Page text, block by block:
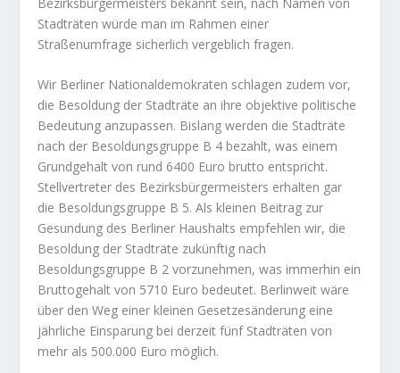
Stadträten würde man im Rahmen einer
Straßenumfrage sicherlich vergeblich fragen.
Wir Berliner Nationaldemokraten schlagen zudem vor,
die Besoldung der Stadträte an ihre objektive politische
Bedeutung anzupassen. Bislang werden die Stadträte
nach der Besoldungsgruppe B 4 bezahlt, was einem
Grundgehalt von rund 6400 Euro brutto entspricht.
Stellvertreter des Bezirksbürgermeisters erhalten gar
die Besoldungsgruppe B 5. Als kleinen Beitrag zur
Gesundung des Berliner Haushalts empfehlen wir, die
Besoldung der Stadträte zukünftig nach
Besoldungsgruppe B 2 vorzunehmen, was immerhin ein
Bruttogehalt von 5710 Euro bedeutet. Berlinweit wäre
über den Weg einer kleinen Gesetzesänderung eine
jährliche Einsparung bei derzeit fünf Stadträten von
mehr als 500.000 Euro möglich.